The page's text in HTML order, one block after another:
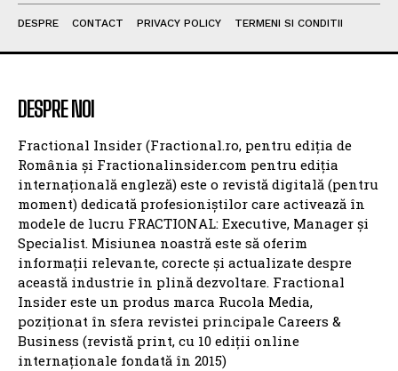
DESPRE CONTACT PRIVACY POLICY TERMENI SI CONDITII
DESPRE NOI
Fractional Insider (Fractional.ro, pentru ediția de
România și Fractionalinsider.com pentru ediția
internațională engleză) este o revistă digitală (pentru
moment) dedicată profesioniștilor care activează în
modele de lucru FRACTIONAL: Executive, Manager și
Specialist. Misiunea noastră este să oferim
informații relevante, corecte și actualizate despre
această industrie în plină dezvoltare. Fractional
Insider este un produs marca Rucola Media,
poziționat în sfera revistei principale Careers &
Business (revistă print, cu 10 ediții online
internaționale fondată în 2015)